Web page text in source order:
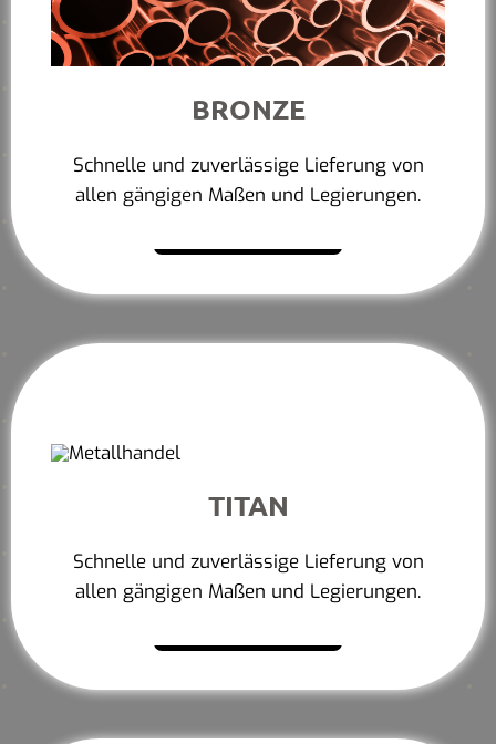
BRONZE
Schnelle und zuverlässige Lieferung von
allen gängigen Maßen und Legierungen.
TITAN
Schnelle und zuverlässige Lieferung von
allen gängigen Maßen und Legierungen.